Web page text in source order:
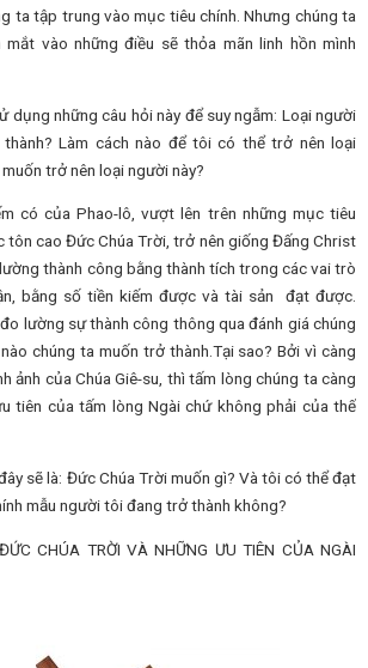
ta tập trung vào mục tiêu chính. Nhưng chúng ta
vào những điều sẽ thỏa mãn linh hồn mình
dụng những câu hỏi này để suy ngẫm: Loại người
Làm cách nào để tôi có thể trở nên loại
trở nên loại người này?
có của Phao-lô, vượt lên trên những mục tiêu
tôn cao Đức Chúa Trời, trở nên giống Đấng Christ
thành công bằng thành tích trong các vai trò
bằng số tiền kiếm được và tài sản đạt được.
lường sự thành công thông qua đánh giá chúng
chúng ta muốn trở thành.Tại sao? Bởi vì càng
ảnh của Chúa Giê-su, thì tấm lòng chúng ta càng
tiên của tấm lòng Ngài chứ không phải của thế
sẽ là: Đức Chúa Trời muốn gì? Và tôi có thể đạt
mẫu người tôi đang trở thành không?
CHÚA TRỜI VÀ NHỮNG ƯU TIÊN CỦA NGÀI